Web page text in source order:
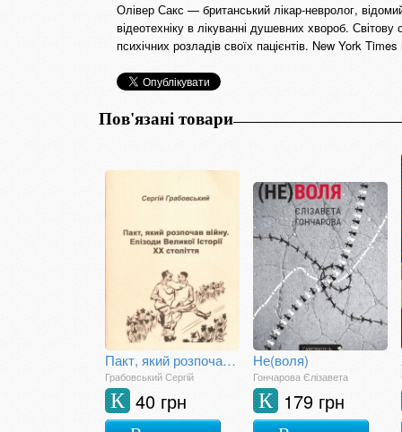
Олівер Сакс — британський лікар-невролог,
відеотехніку в лікуванні душевних хвороб.
психічних розладів своїх пацієнтів. New York
Пов'язані товари
Пакт, який розпочав війну. Епізоди Великої Історії ХХ століття
Грабовський Сергій
40 грн
К
Не(воля)
Гончарова Єлізавета
179 грн
К